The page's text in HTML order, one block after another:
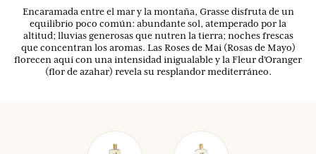
Encaramada entre el mar y la montaña, Grasse disfruta de un
equilibrio poco común: abundante sol, atemperado por la
altitud; lluvias generosas que nutren la tierra; noches frescas
que concentran los aromas. Las Roses de Mai (Rosas de Mayo)
florecen aquí con una intensidad inigualable y la Fleur d'Oranger
(flor de azahar) revela su resplandor mediterráneo.